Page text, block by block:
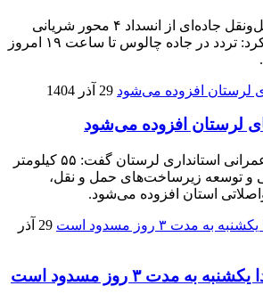
سازمان راهداری و حمل‌ونقل جاده‌ای از انسداد ۴ محور شریانی
کشور خبر داد و اعلام کرد: تردد در جاده چالوس تا ساعت ۱۹ امروز
29 آذر 1404
معاون هماهنگی امور عمرانی استانداری لرستان گفت: ۵۵ کیلومتر
و توسعه زیرساخت‌های حمل و نقل،
استان افزوده می‌شود.
29 آذر
به مدت ۳ روز مسدود است